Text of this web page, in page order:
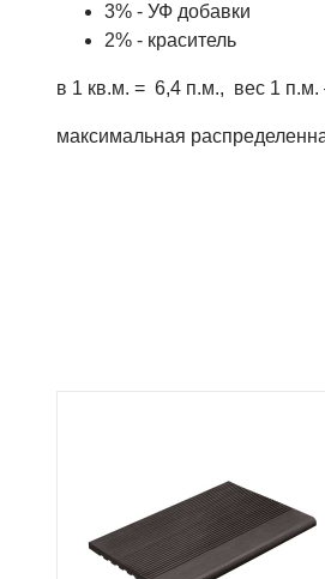
3% - УФ добавки
2% - краситель
в 1 кв.м. = 6,4 п.м., вес 1 п.м.
максимальная